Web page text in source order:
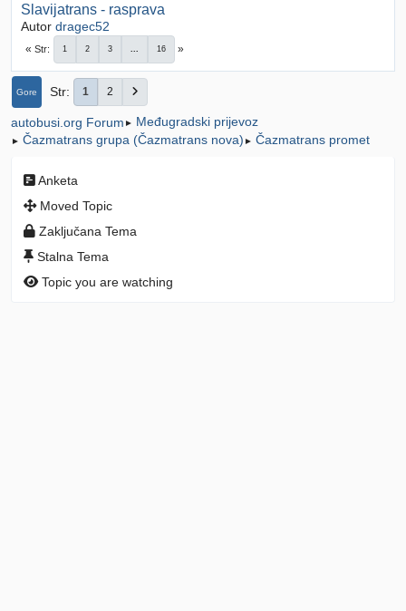
Slavijatrans - rasprava
Autor dragec52
Str 1 2 3 ... 16
Gore Str 1 2
autobusi.org Forum ► Međugradski prijevoz
► Čazmatrans grupa (Čazmatrans nova) ► Čazmatrans promet
Anketa
Moved Topic
Zaključana Tema
Stalna Tema
Topic you are watching